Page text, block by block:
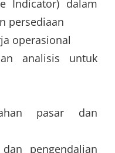
Indicator) dalam
persediaan
operasional
analisis untuk
pasar dan
pengendalian